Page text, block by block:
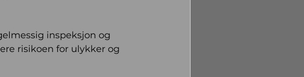
inspeksjon og
risikoen for ulykker og